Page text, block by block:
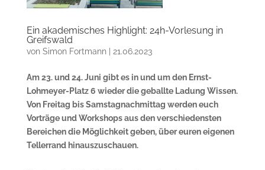
Ein akademisches Highlight: 24h-Vorlesung in
Greifswald
von Simon Fortmann| 21.06.2023
Am 23. und 24. Juni gibt es in und um den Ernst-
Lohmeyer-Platz 6 wieder die geballte Ladung Wissen.
Von Freitag bis Samstagnachmittag werden euch
Vorträge und Workshops aus den verschiedensten
Bereichen die Möglichkeit geben, über euren eigenen
Tellerrand hinauszuschauen.